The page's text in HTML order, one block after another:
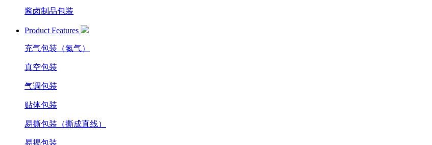
酱卤制品包装
Product Features
充气包装（氮气）
真空包装
气调包装
贴体包装
易撕包装（撕成直线）
易揭包装